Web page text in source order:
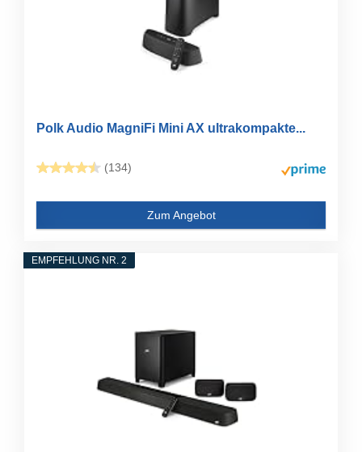
Polk Audio MagniFi Mini AX ultrakompakte...
(134)
Zum Angebot
EMPFEHLUNG NR. 2